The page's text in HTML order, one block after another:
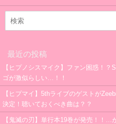
最近の投稿
【ヒプノシスマイク】ファン困惑！
ゴが激似らしい…！！
【ヒプマイ】5thライブのゲストが
決定！聴いておくべき曲は？？
【鬼滅の刃】単行本19巻が発売！！…